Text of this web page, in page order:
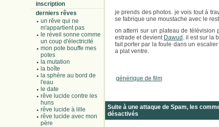
inscription
derniers rêves
un rêve qui ne
m'appartient pas
le réveil sonne comme
un coup d'électricité
mon pote bouffe mes
potes
la mutation
la boîte
la sphère au bord de
l'eau
le date
rêve lucide contre les
huns
rêve lucide à lille
rêve lucide avec mon
père
je prends des photos. je vois tout à
se fabrique une moustache avec le
on atterri sur un plateau de télévision
estrade et devient Dawud . il est sur la
fait porter par la foule dans un
a plat ventre.
générique de film
Suite à une attaque de Spam, les
désactivés